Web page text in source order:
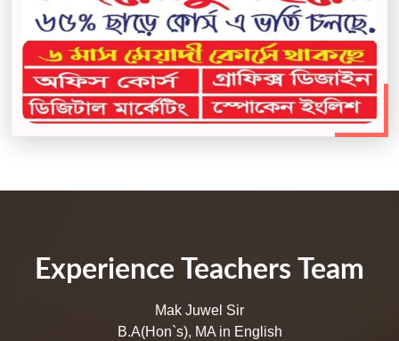
Experience Teachers Team
Mak Juwel Sir
B.A(Hon`s), MA in English